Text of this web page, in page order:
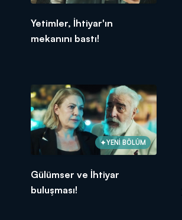
Yetimler, İhtiyar'ın
mekanını bastı!
YENİ BÖLÜM
Gülümser ve İhtiyar
buluşması!